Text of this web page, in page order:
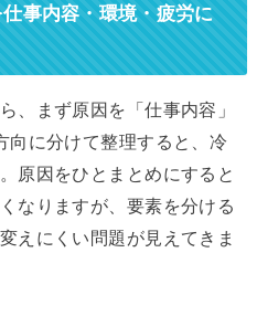
事内容・環境・疲労に
、まず原因を「仕事内容」
向に分けて整理すると、冷
原因をひとまとめにすると
なりますが、要素を分ける
えにくい問題が見えてきま